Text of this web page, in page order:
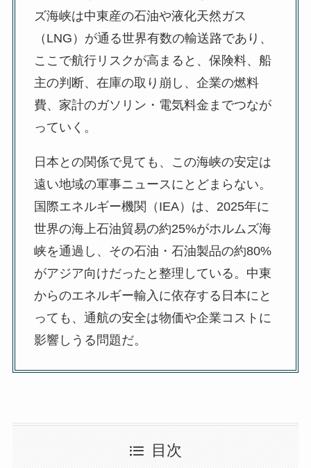
ズ海峡は中東産の石油や液化天然ガス
（LNG）が通る世界有数の輸送路であり、
ここで航行リスクが高まると、保険料、船
主の判断、在庫の取り崩し、企業の燃料
費、家計のガソリン・電気料金までつなが
っていく。
日本との関係で見ても、この海峡の安定は
遠い地域の軍事ニュースにとどまらない。
国際エネルギー機関（IEA）は、2025年に
世界の海上石油貿易の約25%がホルムズ海
峡を通過し、その石油・石油製品の約80%
がアジア向けだったと整理している。中東
からのエネルギー輸入に依存する日本にと
っても、通航の安全は物価や企業コストに
影響しうる問題だ。
目次